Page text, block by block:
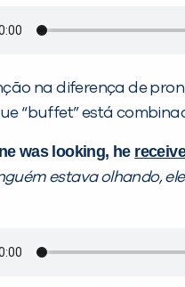
na diferença de
“buffet” está
was looking, he
estava olhando, ele